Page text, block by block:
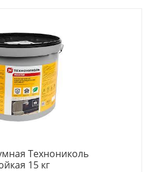
Технониколь
15 кг